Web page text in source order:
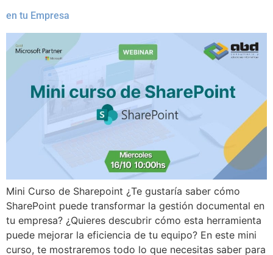
en tu Empresa
Mini Curso de Sharepoint ¿Te gustaría saber cómo
SharePoint puede transformar la gestión documental en
tu empresa? ¿Quieres descubrir cómo esta herramienta
puede mejorar la eficiencia de tu equipo? En este mini
curso, te mostraremos todo lo que necesitas saber para